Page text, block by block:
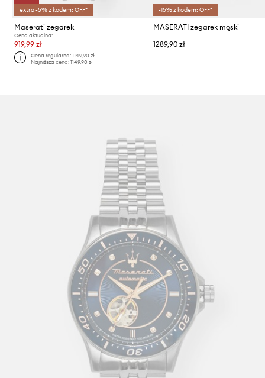
extra -5% z kodem: OFF*
Maserati zegarek
Cena aktualna:
919,99 zł
Cena regularna:1149,90 zł
Najniższa cena:1149,90 zł
-15% z kodem: OFF*
MASERATI zegarek męski
1289,90 zł